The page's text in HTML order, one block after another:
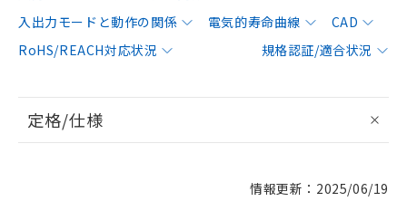
入出力モードと動作の関係
電気的寿命曲線
CAD
RoHS/REACH対応状況
規格認証/適合状況
定格/仕様
情報更新：2025/06/19